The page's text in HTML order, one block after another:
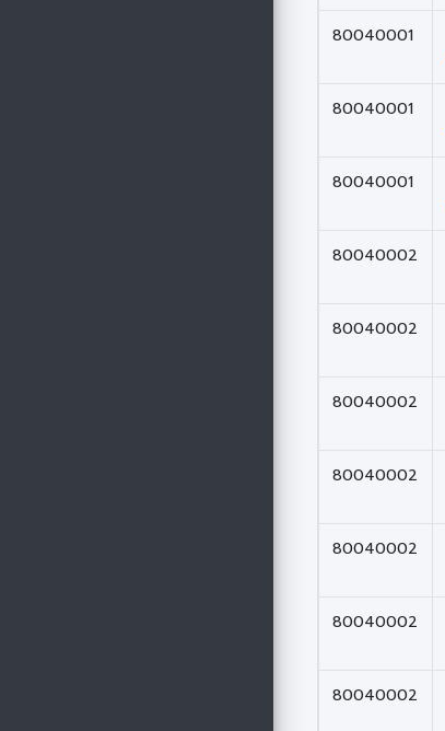
80040001
80040001
80040001
80040002
80040002
80040002
80040002
80040002
80040002
80040002